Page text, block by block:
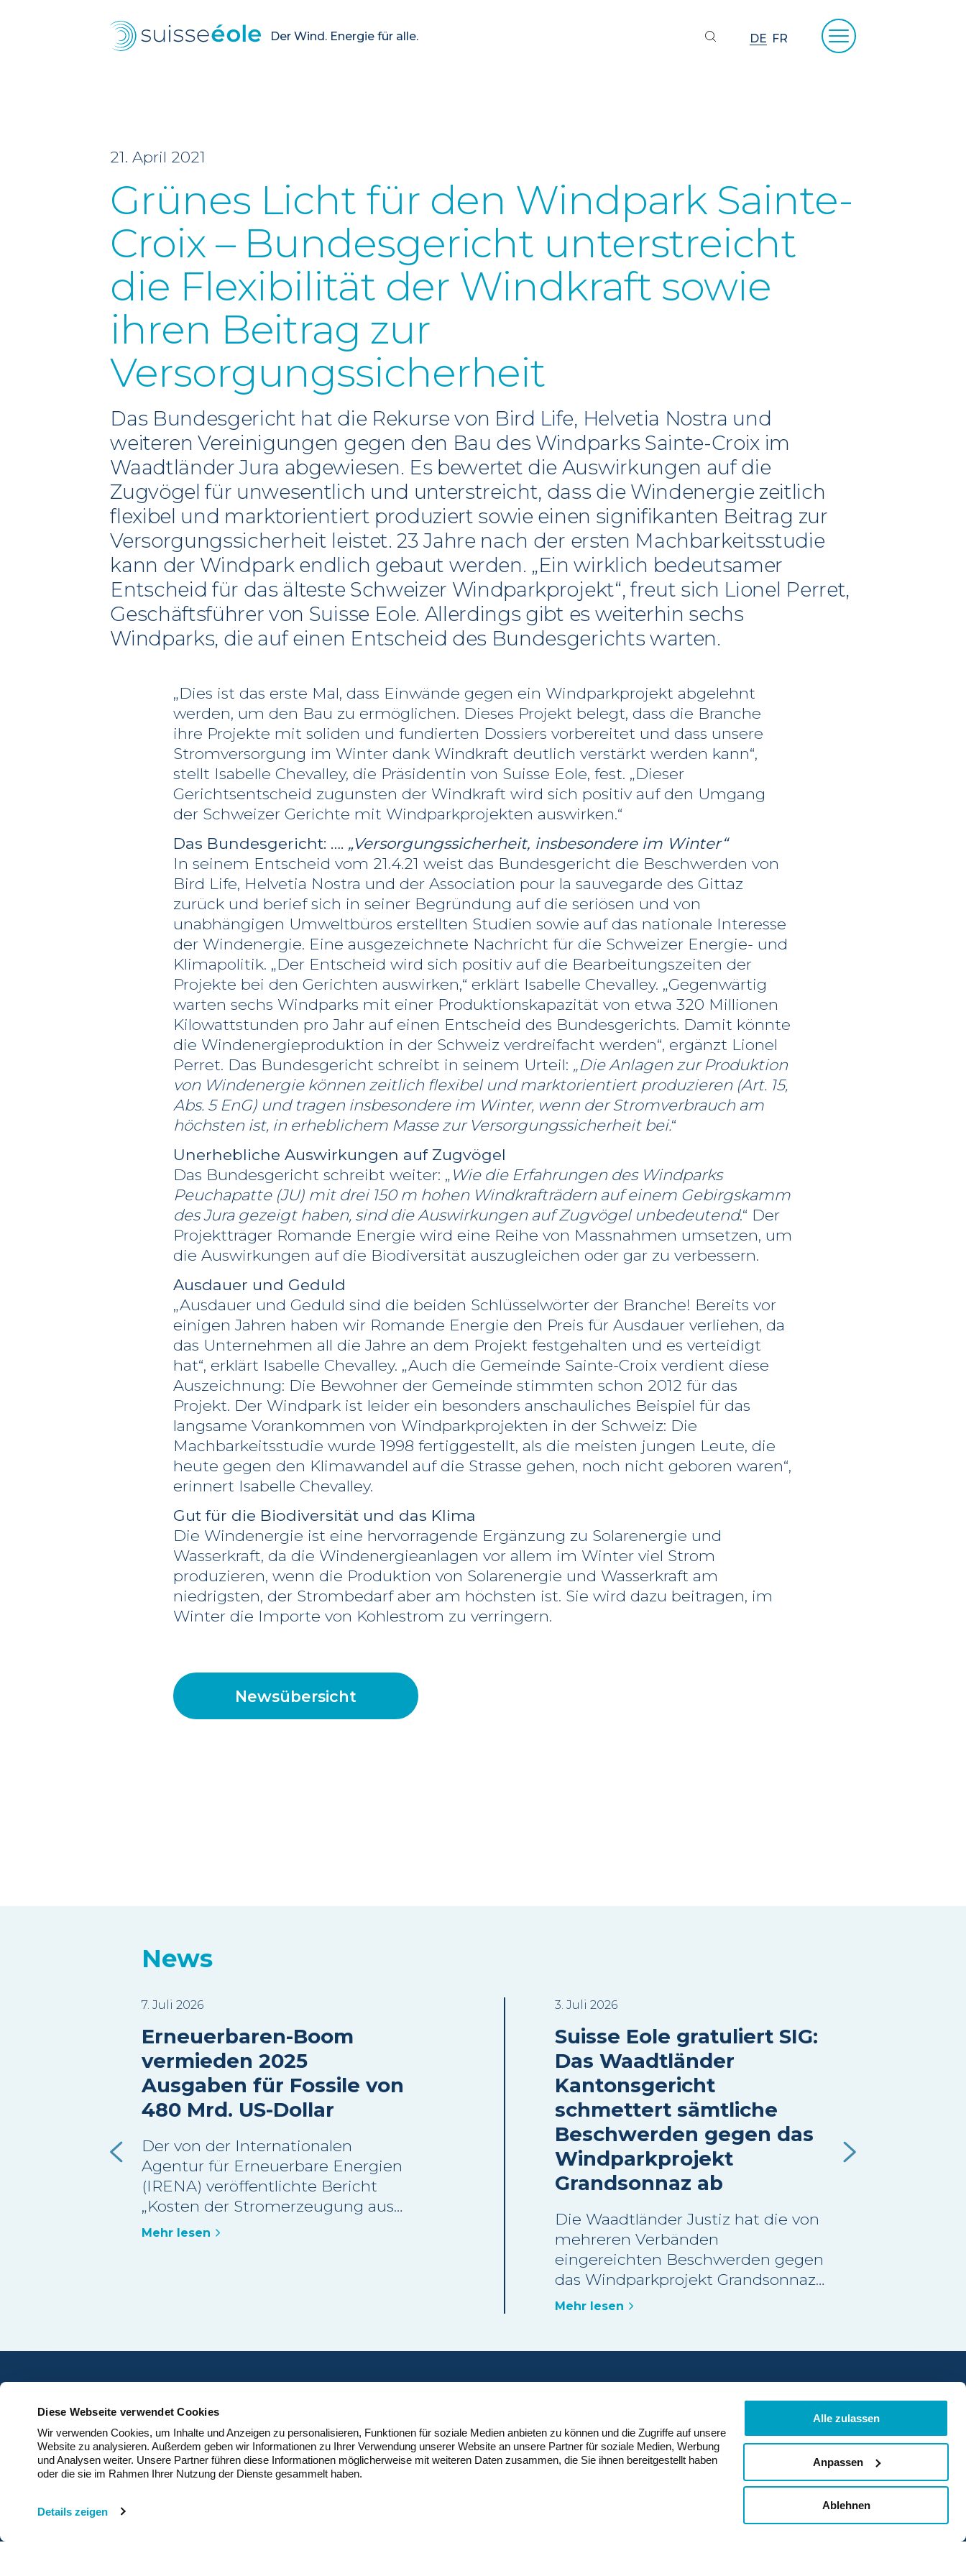
Diese Webseite verwendet Cookies
Wir verwenden Cookies, um Inhalte und Anzeigen zu personalisieren, Funktionen für soziale Medien anbieten zu können und die Zugriffe auf unsere
Website zu analysieren. Außerdem geben wir Informationen zu Ihrer Verwendung unserer Website an unsere Partner für soziale Medien, Werbung
und Analysen weiter. Unsere Partner führen diese Informationen möglicherweise mit weiteren Daten zusammen, die Sie ihnen bereitgestellt haben
oder die sie im Rahmen Ihrer Nutzung der Dienste gesammelt haben.
Details zeigen
Alle zulassen
Anpassen
Ablehnen
Der Wind. Energie für alle. DE FR
21. April 2021
Grünes Licht für den Windpark Sainte-
Croix – Bundesgericht unterstreicht
die Flexibilität der Windkraft sowie
ihren Beitrag zur
Versorgungssicherheit
Das Bundesgericht hat die Rekurse von Bird Life, Helvetia Nostra und
weiteren Vereinigungen gegen den Bau des Windparks Sainte-Croix im
Waadtländer Jura abgewiesen. Es bewertet die Auswirkungen auf die
Zugvögel für unwesentlich und unterstreicht, dass die Windenergie zeitlich
flexibel und marktorientiert produziert sowie einen signifikanten Beitrag zur
Versorgungssicherheit leistet. 23 Jahre nach der ersten Machbarkeitsstudie
kann der Windpark endlich gebaut werden. „Ein wirklich bedeutsamer
Entscheid für das älteste Schweizer Windparkprojekt“, freut sich Lionel Perret,
Geschäftsführer von Suisse Eole. Allerdings gibt es weiterhin sechs
Windparks, die auf einen Entscheid des Bundesgerichts warten.
„Dies ist das erste Mal, dass Einwände gegen ein Windparkprojekt abgelehnt
werden, um den Bau zu ermöglichen. Dieses Projekt belegt, dass die Branche
ihre Projekte mit soliden und fundierten Dossiers vorbereitet und dass unsere
Stromversorgung im Winter dank Windkraft deutlich verstärkt werden kann“,
stellt Isabelle Chevalley, die Präsidentin von Suisse Eole, fest. „Dieser
Gerichtsentscheid zugunsten der Windkraft wird sich positiv auf den Umgang
der Schweizer Gerichte mit Windparkprojekten auswirken.“
Das Bundesgericht: …. „Versorgungssicherheit, insbesondere im Winter“
In seinem Entscheid vom 21.4.21 weist das Bundesgericht die Beschwerden von
Bird Life, Helvetia Nostra und der Association pour la sauvegarde des Gittaz
zurück und berief sich in seiner Begründung auf die seriösen und von
unabhängigen Umweltbüros erstellten Studien sowie auf das nationale Interesse
der Windenergie. Eine ausgezeichnete Nachricht für die Schweizer Energie- und
Klimapolitik. „Der Entscheid wird sich positiv auf die Bearbeitungszeiten der
Projekte bei den Gerichten auswirken,“ erklärt Isabelle Chevalley. „Gegenwärtig
warten sechs Windparks mit einer Produktionskapazität von etwa 320 Millionen
Kilowattstunden pro Jahr auf einen Entscheid des Bundesgerichts. Damit könnte
die Windenergieproduktion in der Schweiz verdreifacht werden“, ergänzt Lionel
Perret. Das Bundesgericht schreibt in seinem Urteil: „Die Anlagen zur Produktion
von Windenergie können zeitlich flexibel und marktorientiert produzieren (Art. 15,
Abs. 5 EnG) und tragen insbesondere im Winter, wenn der Stromverbrauch am
höchsten ist, in erheblichem Masse zur Versorgungssicherheit bei.“
Unerhebliche Auswirkungen auf Zugvögel
Das Bundesgericht schreibt weiter: „Wie die Erfahrungen des Windparks
Peuchapatte (JU) mit drei 150 m hohen Windkrafträdern auf einem Gebirgskamm
des Jura gezeigt haben, sind die Auswirkungen auf Zugvögel unbedeutend.“ Der
Projektträger Romande Energie wird eine Reihe von Massnahmen umsetzen, um
die Auswirkungen auf die Biodiversität auszugleichen oder gar zu verbessern.
Ausdauer und Geduld
„Ausdauer und Geduld sind die beiden Schlüsselwörter der Branche! Bereits vor
einigen Jahren haben wir Romande Energie den Preis für Ausdauer verliehen, da
das Unternehmen all die Jahre an dem Projekt festgehalten und es verteidigt
hat“, erklärt Isabelle Chevalley. „Auch die Gemeinde Sainte-Croix verdient diese
Auszeichnung: Die Bewohner der Gemeinde stimmten schon 2012 für das
Projekt. Der Windpark ist leider ein besonders anschauliches Beispiel für das
langsame Vorankommen von Windparkprojekten in der Schweiz: Die
Machbarkeitsstudie wurde 1998 fertiggestellt, als die meisten jungen Leute, die
heute gegen den Klimawandel auf die Strasse gehen, noch nicht geboren waren“,
erinnert Isabelle Chevalley.
Gut für die Biodiversität und das Klima
Die Windenergie ist eine hervorragende Ergänzung zu Solarenergie und
Wasserkraft, da die Windenergieanlagen vor allem im Winter viel Strom
produzieren, wenn die Produktion von Solarenergie und Wasserkraft am
niedrigsten, der Strombedarf aber am höchsten ist. Sie wird dazu beitragen, im
Winter die Importe von Kohlestrom zu verringern.
Newsübersicht
News
7. Juli 2026
Erneuerbaren-Boom
vermieden 2025
Ausgaben für Fossile von
480 Mrd. US-Dollar
Der von der Internationalen
Agentur für Erneuerbare Energien
(IRENA) veröffentlichte Bericht
„Kosten der Stromerzeugung aus
erneuerbaren Energien im Jahr
kostengünstigste neue fossile
Mehr lesen
3. Juli 2026
Suisse Eole gratuliert SIG:
Das Waadtländer
Kantonsgericht
schmettert sämtliche
Beschwerden gegen das
Windparkprojekt
Grandsonnaz ab
Die Waadtländer Justiz hat die von
mehreren Verbänden
eingereichten Beschwerden gegen
das Windparkprojekt Grandsonnaz
im Waadtländer Jura abgewiesen.
vom Verwaltungsgericht
gutgeheissen. Damit wurde der
Nutzungsplan mit Baubewilligung
vollumfänglich bestätigt.
Mehr lesen
Home
Windenergie
News
Über Uns
Kontakt
Suisse Eole
Geschäftsstelle
Deutschschweiz
Byfangweg 53
Mitglied werden
Datenschutz
Impressum